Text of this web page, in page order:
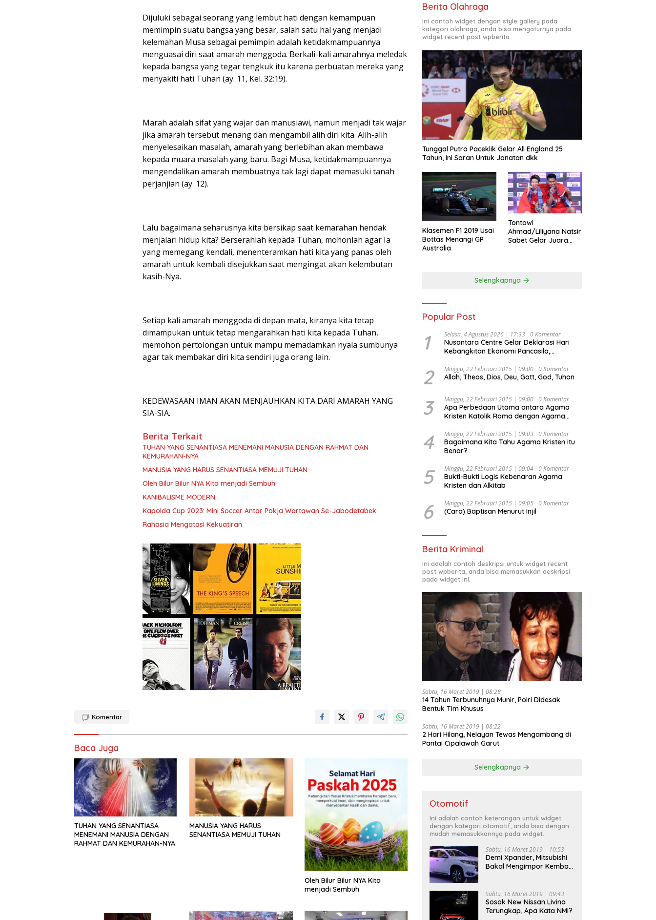
Dijuluki sebagai seorang yang lembut hati dengan kemampuan
memimpin suatu bangsa yang besar, salah satu hal yang menjadi
kelemahan Musa sebagai pemimpin adalah ketidakmampuannya
menguasai diri saat amarah menggoda. Berkali-kali amarahnya meledak
kepada bangsa yang tegar tengkuk itu karena perbuatan mereka yang
menyakiti hati Tuhan (ay. 11, Kel. 32:19).
Marah adalah sifat yang wajar dan manusiawi, namun menjadi tak wajar
jika amarah tersebut menang dan mengambil alih diri kita. Alih-alih
menyelesaikan masalah, amarah yang berlebihan akan membawa
kepada muara masalah yang baru. Bagi Musa, ketidakmampuannya
mengendalikan amarah membuatnya tak lagi dapat memasuki tanah
perjanjian (ay. 12).
Lalu bagaimana seharusnya kita bersikap saat kemarahan hendak
menjalari hidup kita? Berserahlah kepada Tuhan, mohonlah agar Ia
yang memegang kendali, menenteramkan hati kita yang panas oleh
amarah untuk kembali disejukkan saat mengingat akan kelembutan
kasih-Nya.
Setiap kali amarah menggoda di depan mata, kiranya kita tetap
dimampukan untuk tetap mengarahkan hati kita kepada Tuhan,
memohon pertolongan untuk mampu memadamkan nyala sumbunya
agar tak membakar diri kita sendiri juga orang lain.
KEDEWASAAN IMAN AKAN MENJAUHKAN KITA DARI AMARAH YANG
SIA-SIA.
Berita Terkait
TUHAN YANG SENANTIASA MENEMANI MANUSIA DENGAN RAHMAT DAN
KEMURAHAN-NYA
MANUSIA YANG HARUS SENANTIASA MEMUJI TUHAN
Oleh Bilur Bilur NYA Kita menjadi Sembuh
KANIBALISME MODERN.
Kapolda Cup 2023: Mini Soccer Antar Pokja Wartawan Se-Jabodetabek
Rahasia Mengatasi Kekuatiran
Komentar
Baca Juga
TUHAN YANG SENANTIASA
MENEMANI MANUSIA DENGAN
RAHMAT DAN KEMURAHAN-NYA
MANUSIA YANG HARUS
SENANTIASA MEMUJI TUHAN
Oleh Bilur Bilur NYA Kita
menjadi Sembuh
Berita Olahraga
Ini contoh widget dengan style gallery pada
kategori olahraga, anda bisa mengaturnya pada
widget recent post wpberita.
Tunggal Putra Paceklik Gelar All England 25
Tahun, Ini Saran Untuk Jonatan dkk
Klasemen F1 2019 Usai
Bottas Menangi GP
Australia
Tontowi
Ahmad/Liliyana Natsir
Sabet Gelar Juara
Selengkapnya
Popular Post
1 Selasa, 4 Agustus 2026 | 17:33 0 Komentar
Nusantara Centre Gelar Deklarasi Hari
Kebangkitan Ekonomi Pancasila,
Djojohadikusumo Anti Penjajahan
(Pergolakan Ekonomi Politik Indonesia) &
Undang Perekonomian Nasional dan
Kesejahteraan Sosial dalam Menata
Bangsa Menuju Indonesia Emas 2045”,
2 Minggu, 22 Februari 2015 | 09:00 0 Komentar
Allah, Theos, Dios, Deu, Gott, God, Tuhan
3 Minggu, 22 Februari 2015 | 09:00 0 Komentar
Apa Perbedaan Utama antara Agama
Kristen Katolik Roma dengan Agama
4 Minggu, 22 Februari 2015 | 09:03 0 Komentar
Bagaimana Kita Tahu Agama Kristen itu
Benar?
5 Minggu, 22 Februari 2015 | 09:04 0 Komentar
Bukti-Bukti Logis Kebenaran Agama
Kristen dan Alkitab
6 Minggu, 22 Februari 2015 | 09:05 0 Komentar
(Cara) Baptisan Menurut Injil
Berita Kriminal
Ini adalah contoh deskripsi untuk widget recent
post wpberita, anda bisa memasukkan deskripsi
pada widget ini.
Sabtu, 16 Maret 2019 | 08:28
14 Tahun Terbunuhnya Munir, Polri Didesak
Bentuk Tim Khusus
Sabtu, 16 Maret 2019 | 08:22
2 Hari Hilang, Nelayan Tewas Mengambang di
Pantai Cipalawah Garut
Selengkapnya
Otomotif
Ini adalah contoh keterangan untuk widget
dengan kategori otomotif, anda bisa dengan
mudah memasukkannya pada widget.
Sabtu, 16 Maret 2019 | 10:53
Demi Xpander, Mitsubishi
Bakal Mengimpor Kembali
Sabtu, 16 Maret 2019 | 09:43
Sosok New Nissan Livina
Terungkap, Apa Kata NMI?